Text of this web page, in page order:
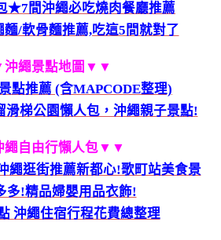
★7間沖繩必吃燒肉餐廳推薦
/軟骨麵推薦,吃這5間就對了
繩景點地圖 ▼▼
點推薦 (含MAPCODE整理)
滑梯公園懶人包，沖繩親子景點!
自由行懶人包▼▼
繩逛街推薦新都心!歌町站美食景
多!精品婦嬰用品衣飾!
沖繩住宿行程花費總整理